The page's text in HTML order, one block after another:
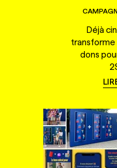
Déjà
transforme
dons